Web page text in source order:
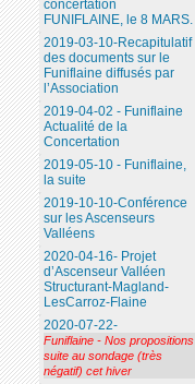
concertation
FUNIFLAINE, le 8 MARS.
2019-03-10-Recapitulatif
des documents sur le
Funiflaine diffusés par
l’Association
2019-04-02 - Funiflaine
Actualité de la
Concertation
2019-05-10 - Funiflaine,
la suite
2019-10-10-Conférence
sur les Ascenseurs
Valléens
2020-04-16- Projet
d’Ascenseur Valléen
Structurant-Magland-
LesCarroz-Flaine
2020-07-22-
Funiflaine - Nos propositions
suite au sondage (très
négatif) cet hiver